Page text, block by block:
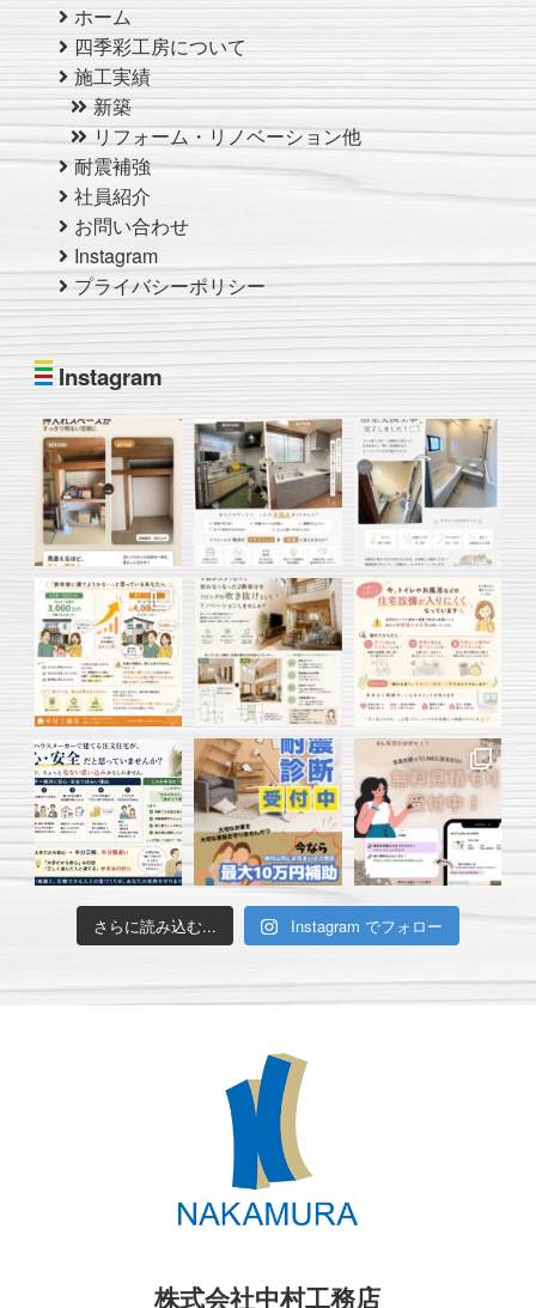
ホーム
四季彩工房について
施工実績
新築
リフォーム・リノベーション他
耐震補強
社員紹介
お問い合わせ
Instagram
プライバシーポリシー
Instagram
さらに読み込む... Instagram でフォロー
株式会社中村工務店